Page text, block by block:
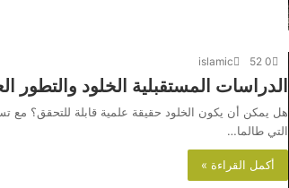
islamic 0
الدراسات المستقبلية الخلود والتطور
هل يمكن أن يكون الخلود حقيقة علمية قابلة للتحقق؟ مع
التي طالما…
أكمل القراءة »